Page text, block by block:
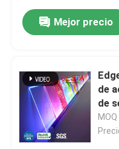
Los vídeos
Sobre nosotros
Mejor precio
de
de